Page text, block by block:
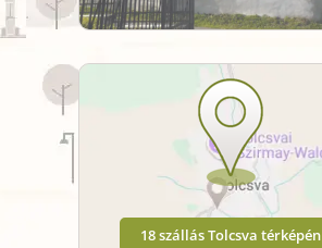
18 szállás Tolcsva térképén